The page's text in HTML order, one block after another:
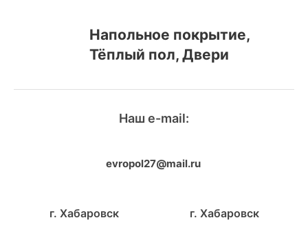
Напольное покрытие,
Тёплый пол, Двери
Наш e-mail:
evropol27@mail.ru
г. Хабаровск г. Хабаровск